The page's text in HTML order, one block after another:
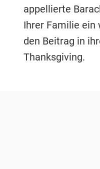
appellierte
Ihrer Familie ein
den Beitrag in
Thanksgiving.